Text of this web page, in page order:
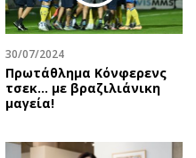
30/07/2024
Πρωτάθλημα Κόνφερενς
τσεκ… με βραζιλιάνικη
μαγεία!